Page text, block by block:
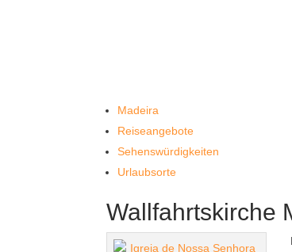
Madeira
Reiseangebote
Sehenswürdigkeiten
Urlaubsorte
Wallfahrtskirche